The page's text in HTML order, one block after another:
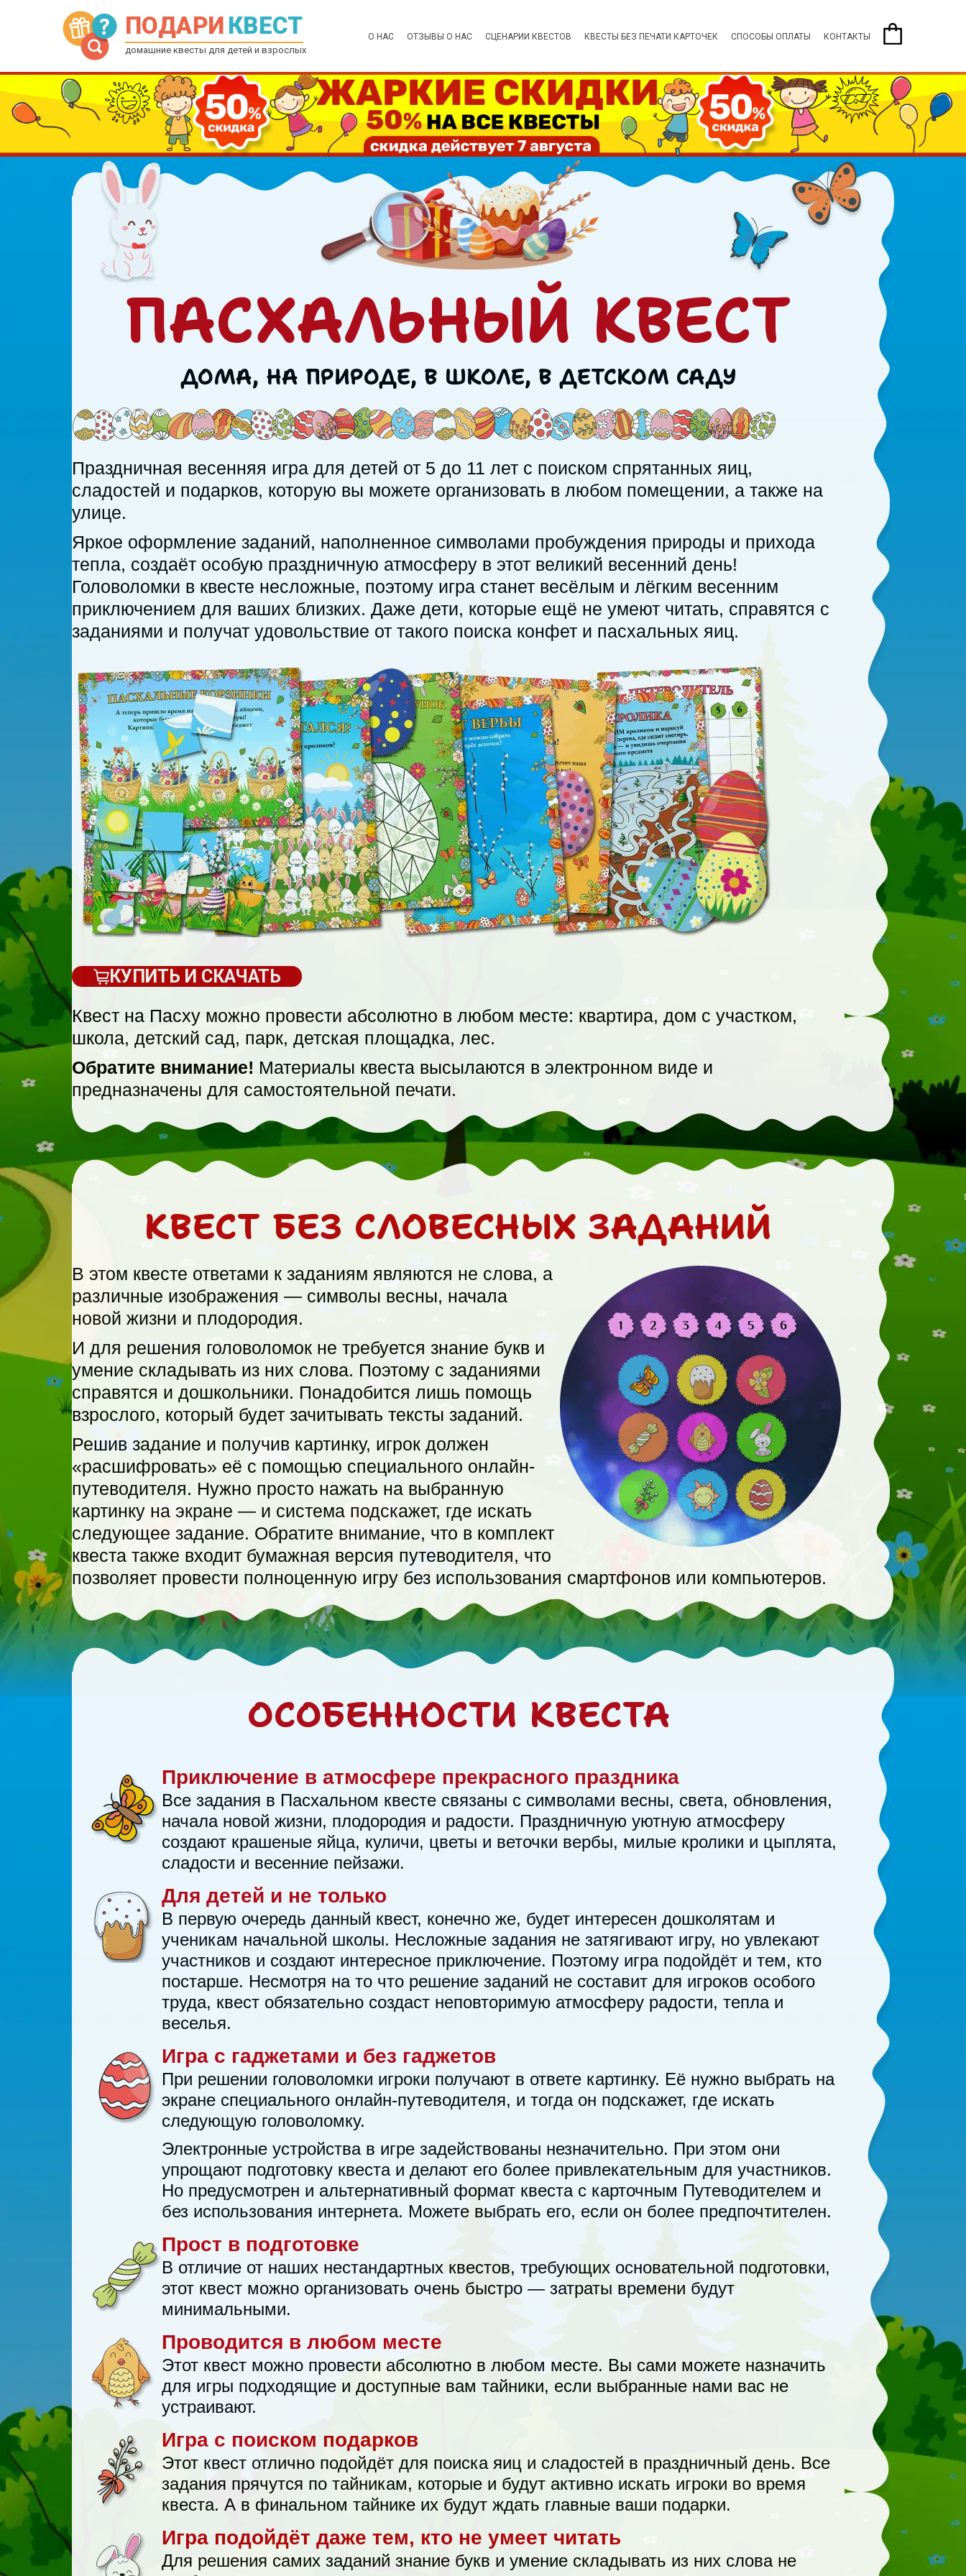
ПОДАРИ КВЕСТ
домашние квесты для детей и взрослых
О НАС ОТЗЫВЫ О НАС СЦЕНАРИИ КВЕСТОВ КВЕСТЫ БЕЗ ПЕЧАТИ КАРТОЧЕК СПОСОБЫ ОПЛАТЫ КОНТАКТЫ
ПАСХАЛЬНЫЙ КВЕСТ
ДОМА, НА ПРИРОДЕ, В ШКОЛЕ, В ДЕТСКОМ САДУ
Праздничная весенняя игра для детей от 5 до 11 лет с поиском спрятанных яиц,
сладостей и подарков, которую вы можете организовать в любом помещении, а также на
улице.
Яркое оформление заданий, наполненное символами пробуждения природы и прихода
тепла, создаёт особую праздничную атмосферу в этот великий весенний день!
Головоломки в квесте несложные, поэтому игра станет весёлым и лёгким весенним
приключением для ваших близких. Даже дети, которые ещё не умеют читать, справятся с
заданиями и получат удовольствие от такого поиска конфет и пасхальных яиц.
КУПИТЬ И СКАЧАТЬ
Квест на Пасху можно провести абсолютно в любом месте: квартира, дом с участком,
школа, детский сад, парк, детская площадка, лес.
Обратите внимание! Материалы квеста высылаются в электронном виде и
предназначены для самостоятельной печати.
КВЕСТ БЕЗ СЛОВЕСНЫХ ЗАДАНИЙ
В этом квесте ответами к заданиям являются не слова, а
различные изображения — символы весны, начала
новой жизни и плодородия.
И для решения головоломок не требуется знание букв и
умение складывать из них слова. Поэтому с заданиями
справятся и дошкольники. Понадобится лишь помощь
взрослого, который будет зачитывать тексты заданий.
Решив задание и получив картинку, игрок должен
«расшифровать» её с помощью специального онлайн-
путеводителя. Нужно просто нажать на выбранную
картинку на экране — и система подскажет, где искать
следующее задание. Обратите внимание, что в комплект
квеста также входит бумажная версия путеводителя, что
позволяет провести полноценную игру без использования смартфонов или компьютеров.
ОСОБЕННОСТИ КВЕСТА
Приключение в атмосфере прекрасного праздника
Все задания в Пасхальном квесте связаны с символами весны, света, обновления,
начала новой жизни, плодородия и радости. Праздничную уютную атмосферу
создают крашеные яйца, куличи, цветы и веточки вербы, милые кролики и цыплята,
сладости и весенние пейзажи.
Для детей и не только
В первую очередь данный квест, конечно же, будет интересен дошколятам и
ученикам начальной школы. Несложные задания не затягивают игру, но увлекают
участников и создают интересное приключение. Поэтому игра подойдёт и тем, кто
постарше. Несмотря на то что решение заданий не составит для игроков особого
труда, квест обязательно создаст неповторимую атмосферу радости, тепла и
веселья.
Игра с гаджетами и без гаджетов
При решении головоломки игроки получают в ответе картинку. Её нужно выбрать на
экране специального онлайн-путеводителя, и тогда он подскажет, где искать
следующую головоломку.
Электронные устройства в игре задействованы незначительно. При этом они
упрощают подготовку квеста и делают его более привлекательным для участников.
Но предусмотрен и альтернативный формат квеста с карточным Путеводителем и
без использования интернета. Можете выбрать его, если он более предпочтителен.
Прост в подготовке
В отличие от наших нестандартных квестов, требующих основательной подготовки,
этот квест можно организовать очень быстро — затраты времени будут
минимальными.
Проводится в любом месте
Этот квест можно провести абсолютно в любом месте. Вы сами можете назначить
для игры подходящие и доступные вам тайники, если выбранные нами вас не
устраивают.
Игра с поиском подарков
Этот квест отлично подойдёт для поиска яиц и сладостей в праздничный день. Все
задания прячутся по тайникам, которые и будут активно искать игроки во время
квеста. А в финальном тайнике их будут ждать главные ваши подарки.
Игра подойдёт даже тем, кто не умеет читать
Для решения самих заданий знание букв и умение складывать из них слова не